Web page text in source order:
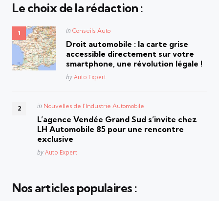
Le choix de la rédaction :
Posted
in Conseils Auto
Droit automobile : la carte grise
accessible directement sur votre
smartphone, une révolution légale !
Posted
byAuto Expert
Posted
in Nouvelles de l'Industrie Automobile
L’agence Vendée Grand Sud s’invite chez
LH Automobile 85 pour une rencontre
exclusive
Posted
byAuto Expert
Nos articles populaires :